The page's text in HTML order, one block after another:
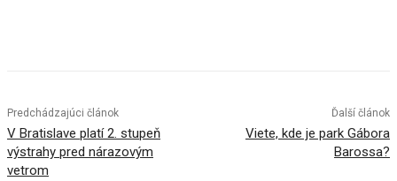
Predchádzajúci článok
V Bratislave platí 2. stupeň
výstrahy pred nárazovým
vetrom
Ďalší článok
Viete, kde je park Gábora
Barossa?